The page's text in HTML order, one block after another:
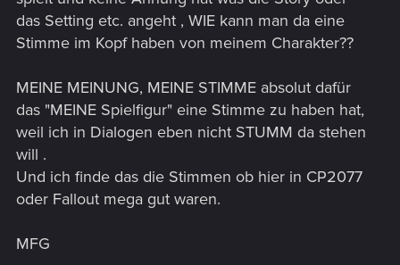
das Setting etc. angeht , WIE kann man da eine
Stimme im Kopf haben von meinem Charakter??
MEINE MEINUNG, MEINE STIMME absolut dafür
das "MEINE Spielfigur" eine Stimme zu haben hat,
weil ich in Dialogen eben nicht STUMM da stehen
will .
Und ich finde das die Stimmen ob hier in CP2077
oder Fallout mega gut waren.
MFG